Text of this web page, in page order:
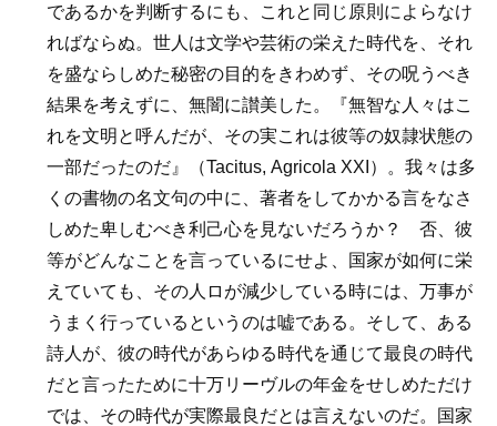
であるかを判断するにも、これと同じ原則によらなけ
ればならぬ。世人は文学や芸術の栄えた時代を、それ
を盛ならしめた秘密の目的をきわめず、その呪うべき
結果を考えずに、無闇に讃美した。『無智な人々はこ
れを文明と呼んだが、その実これは彼等の奴隷状態の
一部だったのだ』（Tacitus, Agricola XXI）。我々は多
くの書物の名文句の中に、著者をしてかかる言をなさ
しめた卑しむべき利己心を見ないだろうか？ 否、彼
等がどんなことを言っているにせよ、国家が如何に栄
えていても、その人ロが減少している時には、万事が
うまく行っているというのは嘘である。そして、ある
詩人が、彼の時代があらゆる時代を通じて最良の時代
だと言ったために十万リーヴルの年金をせしめただけ
では、その時代が実際最良だとは言えないのだ。国家